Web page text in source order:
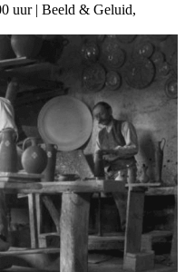
uur | Beeld & Geluid,